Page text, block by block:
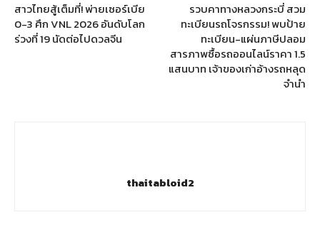
สาวไทยสู้เต็มที่! พ่ายเซอร์เบีย
0-3 ศึก VNL 2026 อันดับโลก
ร่วงที่ 19 นัดต่อไปดวลจีน
รวบคาทางหลวงกระบี่ สวม
ทะเบียนรถโจรกรรม! พบป้าย
ทะเบียน-แผ่นภาษีปลอม
สารภาพซื้อรถออนไลน์ราคา 1.5
แสนบาท เจ้าของเก่าอ้างรถหลุด
จำนำ
thaitabloid2